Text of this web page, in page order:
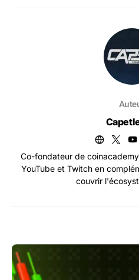
Co-fondateur de
YouTube et Twitch en
couvrir